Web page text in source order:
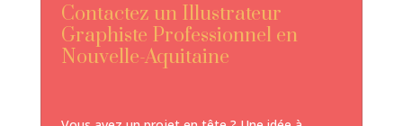
à
50.00€
Contactez un Illustrateur
Graphiste Professionnel en
Nouvelle-Aquitaine